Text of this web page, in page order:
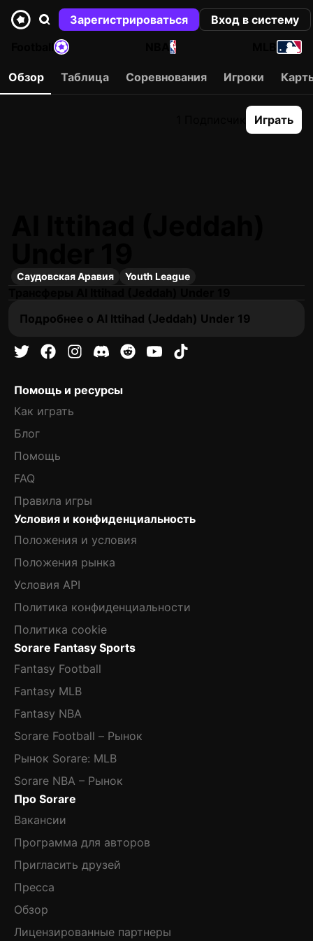
Зарегистрироваться
Вход в систему
NBA
Обзор Таблица Соревнования Игроки
Играть
Саудовская Аравия Youth League
Подробнее о Al Ittihad (Jeddah) Under 19
Помощь и ресурсы
Как играть
Блог
Помощь
FAQ
Правила игры
Условия и конфиденциальность
Положения и условия
Положения рынка
Условия API
Политика конфиденциальности
Политика cookie
Sorare Fantasy Sports
Fantasy Football
Fantasy MLB
Fantasy NBA
Sorare Football – Рынок
Рынок Sorare: MLB
Sorare NBA – Рынок
Про Sorare
Вакансии
Программа для авторов
Пригласить друзей
Пресса
Обзор
Лицензированные партнеры